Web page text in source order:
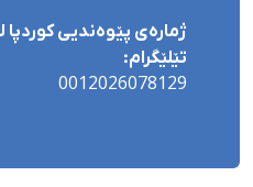
ژمارەی پێوەندیی
تێلێگرام:
0012026078129